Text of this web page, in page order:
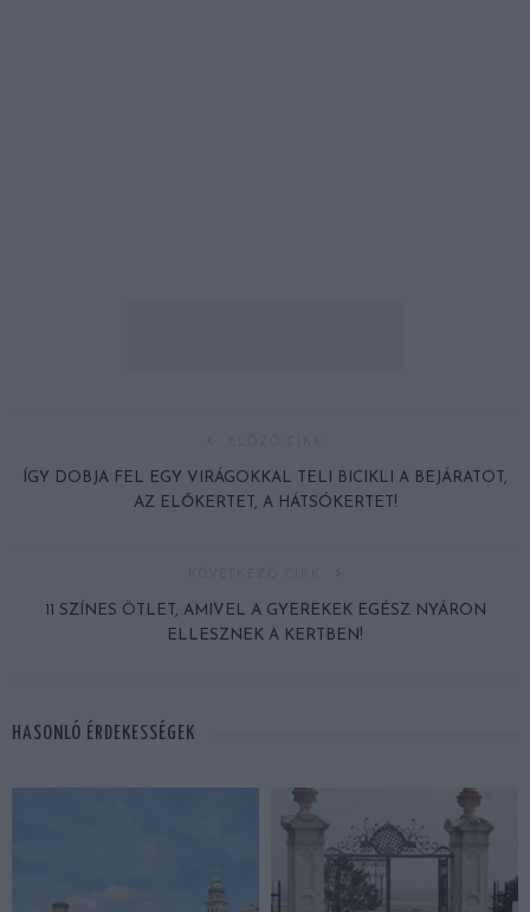
ÍGY DOBJA FEL EGY VIRÁGOKKAL TELI BICIKLI A BEJÁRATOT,
AZ ELŐKERTET, A HÁTSÓKERTET!
11 SZÍNES ÖTLET, AMIVEL A GYEREKEK EGÉSZ NYÁRON
ELLESZNEK A KERTBEN!
HASONLÓ ÉRDEKESSÉGEK